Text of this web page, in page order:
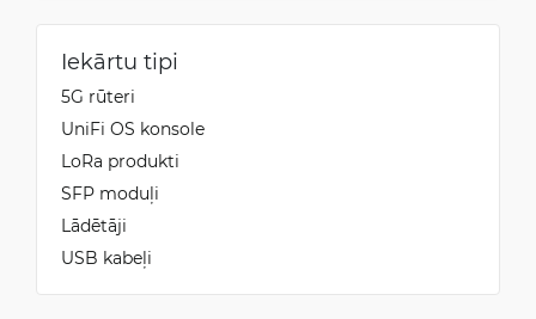
Iekārtu tipi
5G rūteri
UniFi OS konsole
LoRa produkti
SFP moduļi
Lādētāji
USB kabeļi